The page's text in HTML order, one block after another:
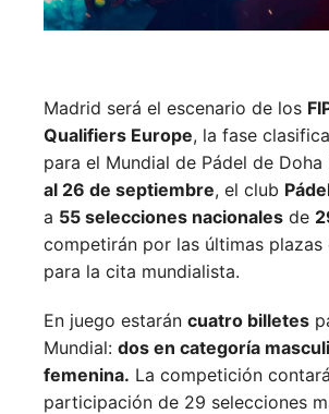
Madrid será el escenario de los
Qualifiers Europe, la fase
para el Mundial de Pádel de Doha
al 26 de septiembre, el club
a 55 selecciones nacionales de
competirán por las últimas plazas
para la cita mundialista.
En juego estarán cuatro billetes
Mundial: dos en categoría
femenina. La competición
participación de 29 selecciones